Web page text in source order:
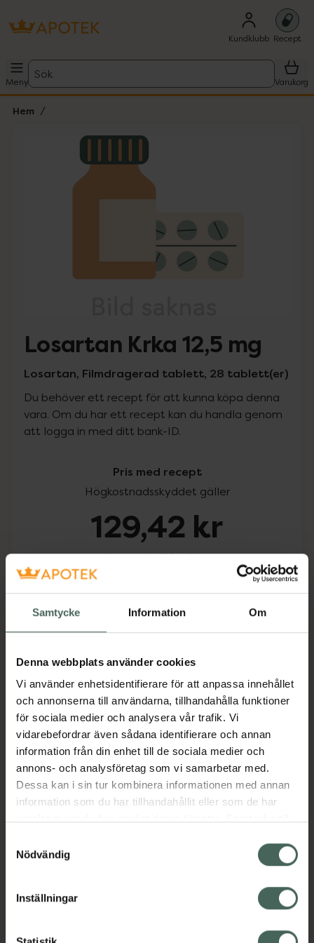
Samtycke Information Om
Denna webbplats använder cookies
Vi använder enhetsidentifierare för att anpassa innehållet
och annonserna till användarna, tillhandahålla funktioner
för sociala medier och analysera vår trafik. Vi
vidarebefordrar även sådana identifierare och annan
information från din enhet till de sociala medier och
annons- och analysföretag som vi samarbetar med.
Dessa kan i sin tur kombinera informationen med annan
information som du har tillhandahållit eller som de har
återkalla ditt samtycke via webbplatsens
cookieinställningar. Ett återkallat samtycke påverkar inte
lagligheten av behandling som skett innan återkallelsen.
Nödvändig
Inställningar
Kundklubb Recept
Meny
Sök
Varukorg
Hem
Lista: . Innehåller 1 objekt.
Losartan Krka 12,5 mg
Losartan, Filmdragerad tablett, 28 tablett(er)
Du behöver ett recept för att kunna köpa denna
vara. Om du har ett recept kan du handla genom
att logga in med ditt bank-ID.
Pris med recept
Högkostnadsskyddet gäller
129,42 kr
I apotek:129,42 kr
Köp via ditt recept
Beskrivning Dölj
Läs alltid bipacksedeln innan
användning.
EAN:
03838989694159